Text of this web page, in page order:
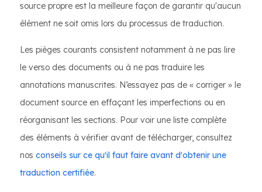
source propre est la meilleure façon de garantir qu'aucun
élément ne soit omis lors du processus de traduction.
Les pièges courants consistent notamment à ne pas lire
le verso des documents ou à ne pas traduire les
annotations manuscrites. N’essayez pas de « corriger » le
document source en effaçant les imperfections ou en
réorganisant les sections. Pour voir une liste complète
des éléments à vérifier avant de télécharger, consultez
nos conseils sur ce qu'il faut faire avant d'obtenir une
traduction certifiée.